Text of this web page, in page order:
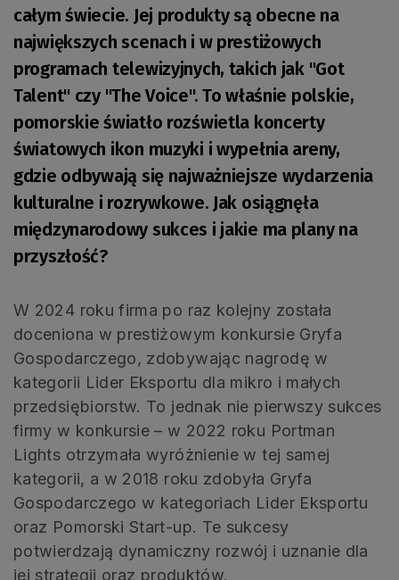
całym świecie. Jej produkty są obecne na
największych scenach i w prestiżowych
programach telewizyjnych, takich jak "Got
Talent" czy "The Voice". To właśnie polskie,
pomorskie światło rozświetla koncerty
światowych ikon muzyki i wypełnia areny,
gdzie odbywają się najważniejsze wydarzenia
kulturalne i rozrywkowe. Jak osiągnęła
międzynarodowy sukces i jakie ma plany na
przyszłość?
W 2024 roku firma po raz kolejny została
doceniona w prestiżowym konkursie Gryfa
Gospodarczego, zdobywając nagrodę w
kategorii Lider Eksportu dla mikro i małych
przedsiębiorstw. To jednak nie pierwszy sukces
firmy w konkursie – w 2022 roku Portman
Lights otrzymała wyróżnienie w tej samej
kategorii, a w 2018 roku zdobyła Gryfa
Gospodarczego w kategoriach Lider Eksportu
oraz Pomorski Start-up. Te sukcesy
potwierdzają dynamiczny rozwój i uznanie dla
jej strategii oraz produktów.